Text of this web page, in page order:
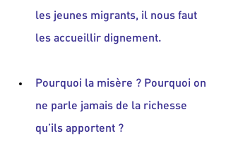
les jeunes migrants, il nous faut
les accueillir dignement.
Pourquoi la misère ? Pourquoi on
ne parle jamais de la richesse
qu’ils apportent ?